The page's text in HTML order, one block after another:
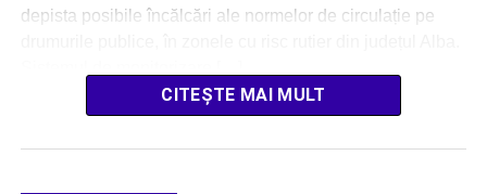
depista posibile încălcări ale normelor de circulație pe
CITEȘTE MAI MULT